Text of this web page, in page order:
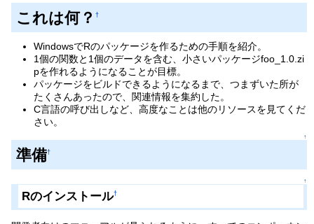
これは何？ †
WindowsでRのパッケージを作るための手順を紹介。
1個の関数と1個のデータを含む、小さいパッケージfoo_1.0.zi
pを作れるようになることが目標。
パッケージをビルドできるようになるまで、つまずいた所が
たくさんあったので、関連情報を集約した。
C言語の呼び出しなど、高度なことは他のリソースを見てくだ
さい。
↑
準備†
↑
Rのインストール†